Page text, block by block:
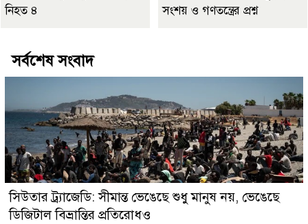
নিহত ৪
সংশয় ও গণতন্ত্রের প্রশ্ন
সর্বশেষ সংবাদ
সিউতার ট্র্যাজেডি: সীমান্ত ভেঙেছে শুধু মানুষ নয়, ভেঙেছে
ডিজিটাল বিভ্রান্তির প্রতিরোধও